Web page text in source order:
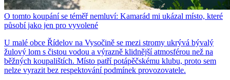
O tomto koupání se téměř nemluví: Kamarád mi ukázal místo, které
působí jako jen pro vyvolené
U malé obce Řídelov na Vysočině se mezi stromy ukrývá bývalý
žulový lom s čistou vodou a výrazně klidnější atmosférou než na
běžných koupalištích. Místo patří potápěčskému klubu, proto sem
nelze vyrazit bez respektování podmínek provozovatele.